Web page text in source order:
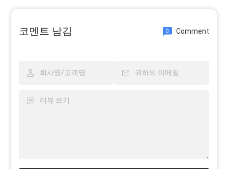
코멘트 남김 0 Comment